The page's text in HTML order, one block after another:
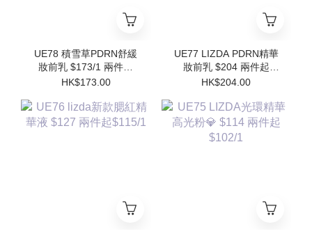
UE78 積雪草PDRN舒緩
妝前乳 $173/1 兩件起
$155/1 件
HK$173.00
UE77 LIZDA PDRN精華
妝前乳 $204 兩件起
$184/1
HK$204.00